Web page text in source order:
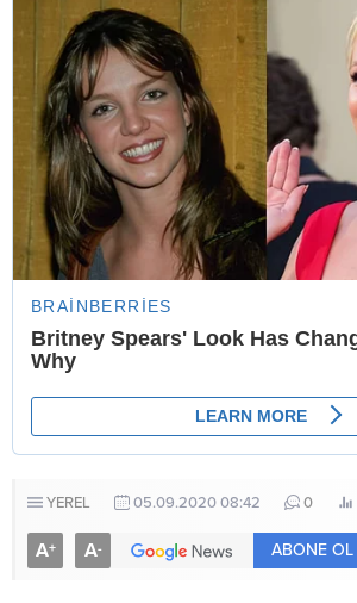
YEREL 05.09.2020 08:42 0
A+ A- ABONE OL